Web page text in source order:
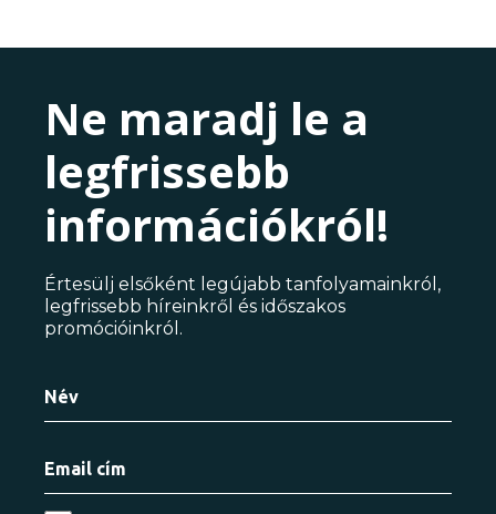
Ne maradj le a
legfrissebb
információkról!
Értesülj elsőként legújabb tanfolyamainkról,
legfrissebb híreinkről és időszakos
promócióinkról.